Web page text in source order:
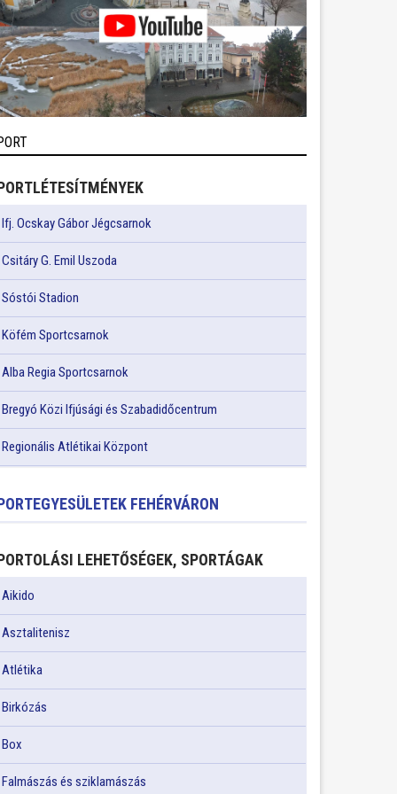
Ifj. Ocskay Gábor Jégcsarnok
Csitáry G. Emil Uszoda
Sóstói Stadion
Köfém Sportcsarnok
Alba Regia Sportcsarnok
Bregyó Közi Ifjúsági és Szabadidőcentrum
Regionális Atlétikai Központ
FEHÉRVÁRON
LEHETŐSÉGEK, SPORTÁGAK
Aikido
Asztalitenisz
Atlétika
Birkózás
Box
Falmászás és sziklamászás